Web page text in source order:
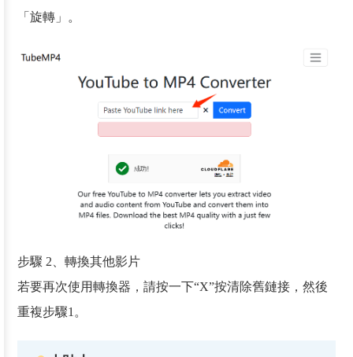
「旋轉」。
步驟 2、轉換其他影片
若要再次使用轉換器，請按一下“X”按清除舊鏈接，然後
重複步驟1。